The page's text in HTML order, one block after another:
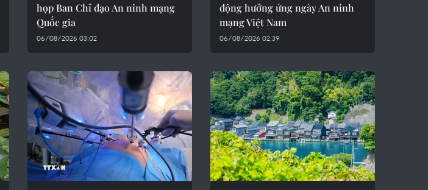
họp Ban Chỉ đạo An ninh mạng
Quốc gia
06/08/2026 03:02
động hưởng ứng ngày An ninh
mạng Việt Nam
06/08/2026 02:39